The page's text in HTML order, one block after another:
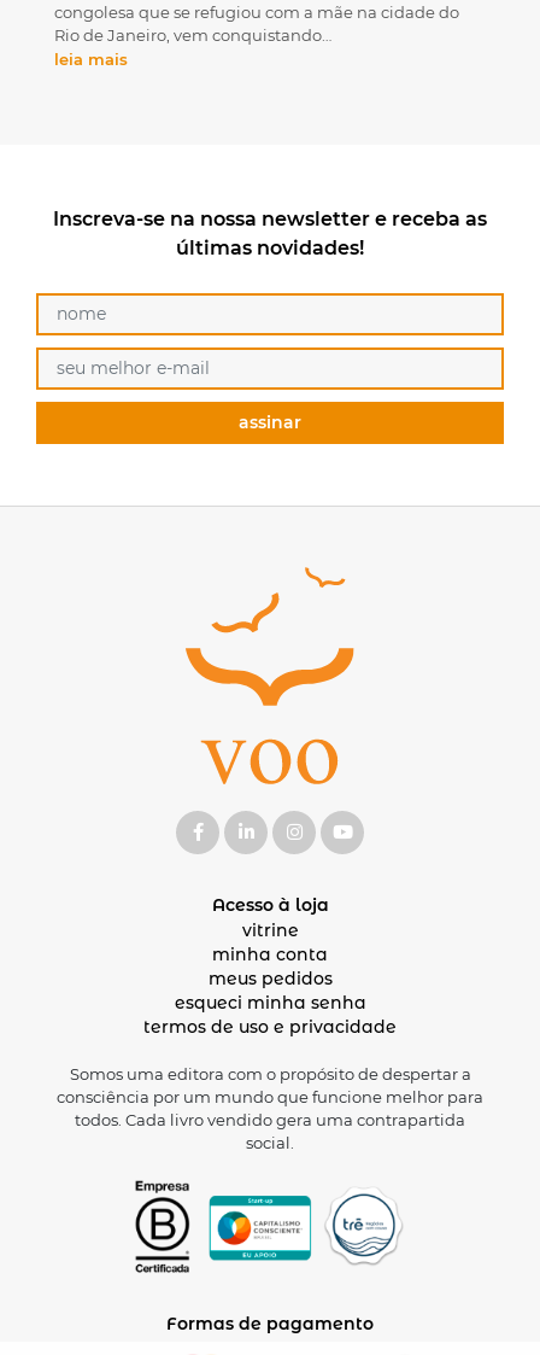
congolesa que se refugiou com a mãe na cidade do
Rio de Janeiro, vem conquistando…
leia mais
Inscreva-se na nossa newsletter e receba as
últimas novidades!
Acesso à loja
vitrine
minha conta
meus pedidos
esqueci minha senha
termos de uso e privacidade
Somos uma editora com o propósito de despertar a
consciência por um mundo que funcione melhor para
todos. Cada livro vendido gera uma contrapartida
social.
Formas de pagamento